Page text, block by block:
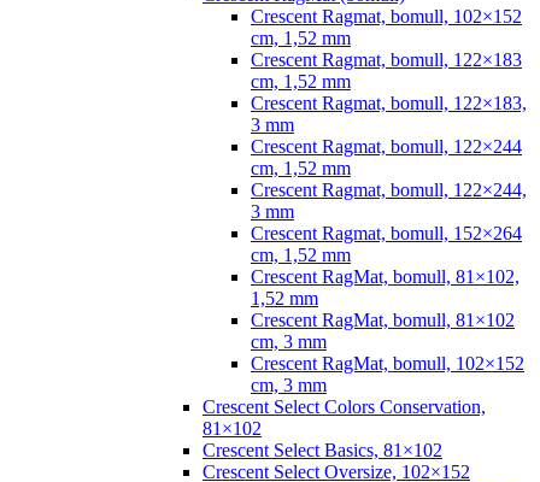
Crescent Ragmat, bomull, 102×152
cm, 1,52 mm
Crescent Ragmat, bomull, 122×183
cm, 1,52 mm
Crescent Ragmat, bomull, 122×183,
3 mm
Crescent Ragmat, bomull, 122×244
cm, 1,52 mm
Crescent Ragmat, bomull, 122×244,
3 mm
Crescent Ragmat, bomull, 152×264
cm, 1,52 mm
Crescent RagMat, bomull, 81×102,
1,52 mm
Crescent RagMat, bomull, 81×102
cm, 3 mm
Crescent RagMat, bomull, 102×152
cm, 3 mm
Crescent Select Colors Conservation,
81×102
Crescent Select Basics, 81×102
Crescent Select Oversize, 102×152